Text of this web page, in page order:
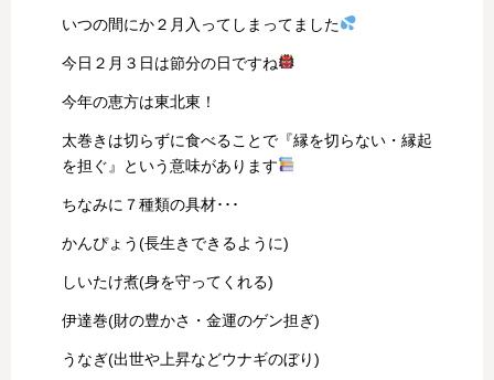
いつの間にか２月入ってしまってました
今日２月３日は節分の日ですね
今年の恵方は東北東！
太巻きは切らずに食べることで『縁を切らない・縁起
を担ぐ』という意味があります
ちなみに７種類の具材･･･
かんぴょう(長生きできるように)
しいたけ煮(身を守ってくれる)
伊達巻(財の豊かさ・金運のゲン担ぎ)
うなぎ(出世や上昇などウナギのぼり)